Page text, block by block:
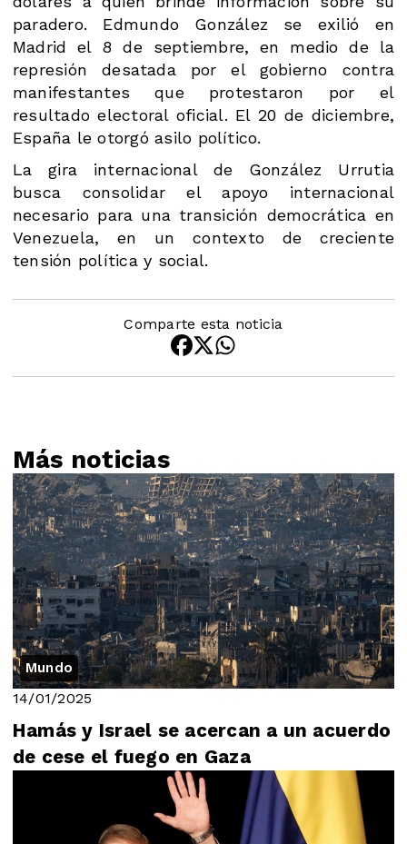
paradero. Edmundo González se exilió en
Madrid el 8 de septiembre, en medio de la
represión desatada por el gobierno contra
manifestantes que protestaron por el
resultado electoral oficial. El 20 de diciembre,
España le otorgó asilo político.
La gira internacional de González Urrutia
busca consolidar el apoyo internacional
necesario para una transición democrática en
Venezuela, en un contexto de creciente
tensión política y social.
Comparte esta noticia
Más noticias
Mundo
14/01/2025
Hamás y Israel se acercan a un acuerdo
de cese el fuego en Gaza